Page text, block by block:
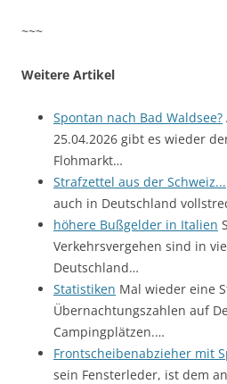
~~~
Weitere Artikel
Spontan nach Bad Waldsee?
25.04.2026 gibt es wieder
Flohmarkt…
Strafzettel aus der Schweiz...
auch in Deutschland
höhere Bußgelder in Italien
Verkehrsvergehen sind in
Deutschland…
Statistiken Mal wieder eine
Übernachtungszahlen auf
Campingplätzen.…
Frontscheibenabzieher mit
sein Fensterleder, ist dem